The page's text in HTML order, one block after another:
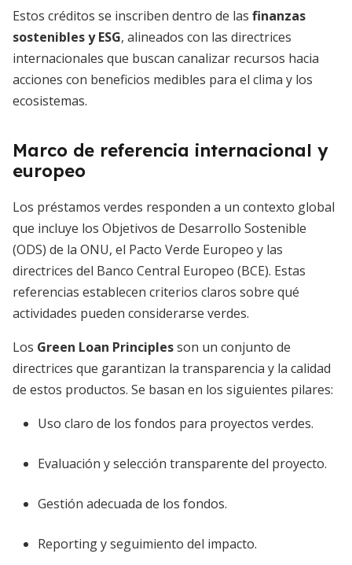
Estos créditos se inscriben dentro de las finanzas
sostenibles y ESG, alineados con las directrices
internacionales que buscan canalizar recursos hacia
acciones con beneficios medibles para el clima y los
ecosistemas.
Marco de referencia internacional y
europeo
Los préstamos verdes responden a un contexto global
que incluye los Objetivos de Desarrollo Sostenible
(ODS) de la ONU, el Pacto Verde Europeo y las
directrices del Banco Central Europeo (BCE). Estas
referencias establecen criterios claros sobre qué
actividades pueden considerarse verdes.
Los Green Loan Principlesson un conjunto de
directrices que garantizan la transparencia y la calidad
de estos productos. Se basan en los siguientes pilares:
Uso claro de los fondos para proyectos verdes.
Evaluación y selección transparente del proyecto.
Gestión adecuada de los fondos.
Reporting y seguimiento del impacto.